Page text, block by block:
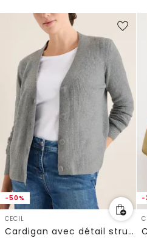
-50%
CECIL
Cardigan avec détail structuré
-